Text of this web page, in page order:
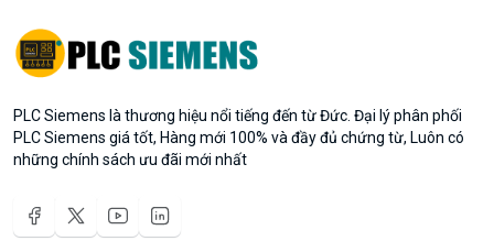
PLC Siemens là thương hiệu nổi tiếng đến từ Đức. Đại lý phân phối
PLC Siemens giá tốt, Hàng mới 100% và đầy đủ chứng từ, Luôn có
những chính sách ưu đãi mới nhất